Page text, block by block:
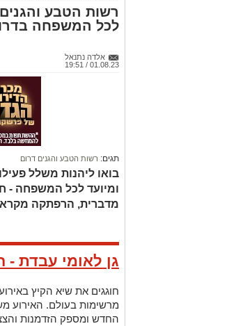
רשות הטבע
לכל המשפחה
אלדה נתנאל
01.08.23 / 19:51
תגים: רשות הטבע והגנים דרום
בואו ליהנות משלל
ומיועד לכל המשפחה -
מדברית, הרפתקה
גן לאומי עבדת -
חוגגים את שיא הקיץ
מרשימות בעולם. האירוע